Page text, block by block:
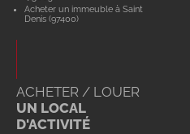
Acheter un immeuble à Saint
Denis (97400)
ACHETER / LOUER
UN LOCAL
D'ACTIVITÉ